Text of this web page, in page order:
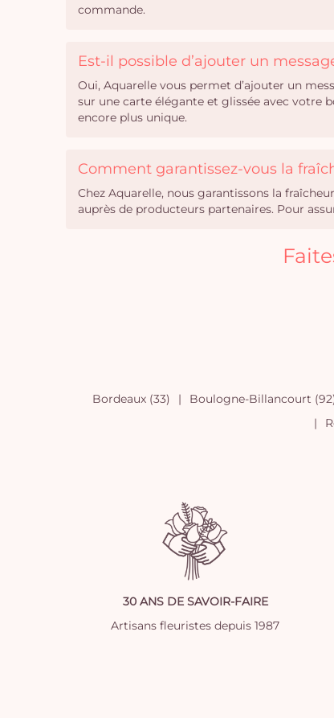
commande.
Est-il possible d’ajouter un
Oui, Aquarelle vous permet d’ajouter un
sur une carte élégante et glissée avec votre
encore plus unique.
Comment garantissez-vous la
Chez Aquarelle, nous garantissons la
auprès de producteurs partenaires. Pour
Bordeaux (33) Boulogne-Billancourt
30 ANS DE SAVOIR-FAIRE
Artisans fleuristes depuis 1987